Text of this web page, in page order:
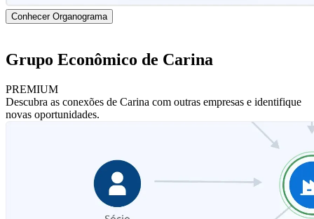
Conhecer Organograma
Grupo Econômico de Carina
PREMIUM
Descubra as conexões de Carina com outras empresas e identifique
novas oportunidades.